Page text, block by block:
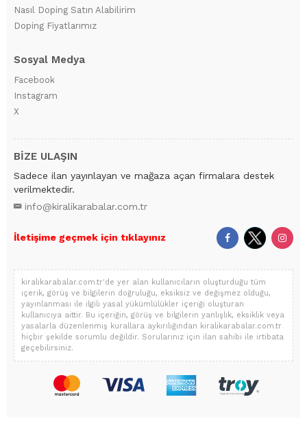
Nasıl Doping Satın Alabilirim
Doping Fiyatlarımız
Sosyal Medya
Facebook
Instagram
X
BİZE ULAŞIN
Sadece ilan yayınlayan ve mağaza açan firmalara destek
verilmektedir.
info@kiralikarabalar.com.tr
İletişime geçmek için tıklayınız
kiralikarabalar.com.tr'de yer alan kullanıcıların oluşturduğu tüm
içerik, görüş ve bilgilerin doğruluğu, eksiksiz ve değişmez olduğu,
yayınlanması ile ilgili yasal yükümlülükler içeriği oluşturan
kullanıcıya aittir. Bu içeriğin, görüş ve bilgilerin yanlışlık, eksiklik veya
yasalarla düzenlenmiş kurallara aykırılığından kiralikarabalar.com.tr
hiçbir şekilde sorumlu değildir. Sorularınız için ilan sahibi ile irtibata
geçebilirsiniz.